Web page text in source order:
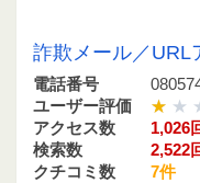
詐欺メール／URL
電話番号
ユーザー評価
アクセス数
1,026
検索数
2,522
クチコミ数
7件